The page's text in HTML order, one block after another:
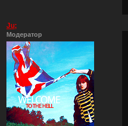
Ju;
Модератор